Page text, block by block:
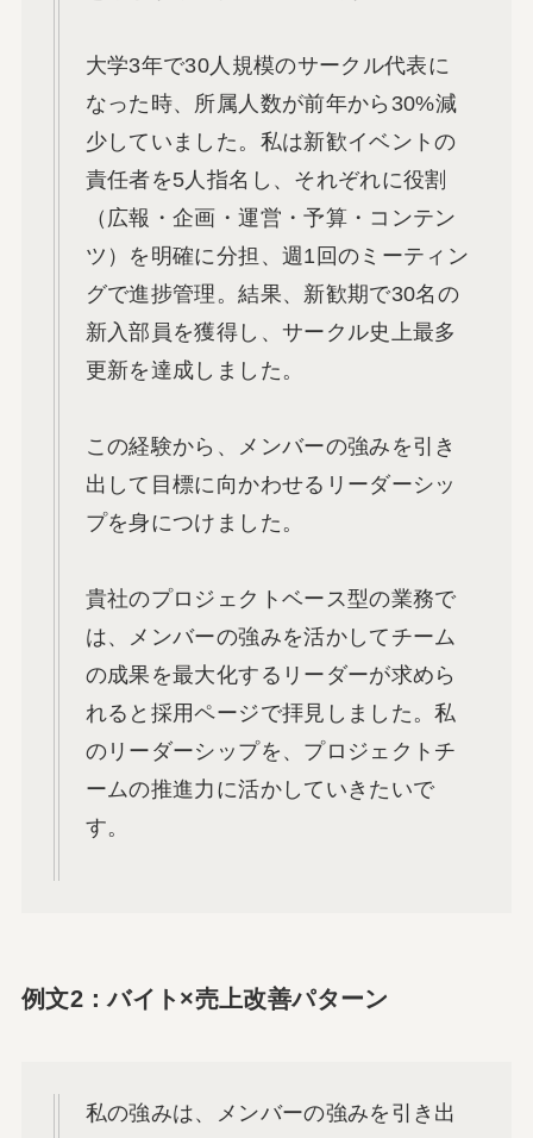
大学3年で30人規模のサークル代表に
なった時、所属人数が前年から30%減
少していました。私は新歓イベントの
責任者を5人指名し、それぞれに役割
（広報・企画・運営・予算・コンテン
ツ）を明確に分担、週1回のミーティン
グで進捗管理。結果、新歓期で30名の
新入部員を獲得し、サークル史上最多
更新を達成しました。
この経験から、メンバーの強みを引き
出して目標に向かわせるリーダーシッ
プを身につけました。
貴社のプロジェクトベース型の業務で
は、メンバーの強みを活かしてチーム
の成果を最大化するリーダーが求めら
れると採用ページで拝見しました。私
のリーダーシップを、プロジェクトチ
ームの推進力に活かしていきたいで
す。
例文2：バイト×売上改善パターン
私の強みは、メンバーの強みを引き出